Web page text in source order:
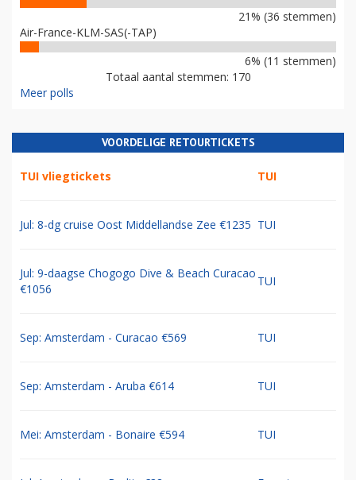
21% (36 stemmen)
Air-France-KLM-SAS(-TAP)
6% (11 stemmen)
Totaal aantal stemmen: 170
Meer polls
VOORDELIGE RETOURTICKETS
TUI vliegtickets TUI
Jul: 8-dg cruise Oost Middellandse Zee €1235 TUI
Jul: 9-daagse Chogogo Dive & Beach Curacao
€1056
TUI
Sep: Amsterdam - Curacao €569 TUI
Sep: Amsterdam - Aruba €614 TUI
Mei: Amsterdam - Bonaire €594 TUI